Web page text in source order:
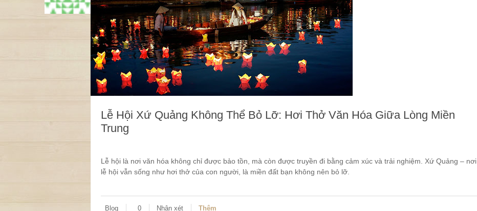
Lễ Hội Xứ Quảng Không Thể Bỏ Lỡ: Hơi Thở Văn Hóa Giữa Lòng Miền
Trung
Lễ hội là nơi văn hóa không chỉ được bảo tồn, mà còn được truyền đi bằng cảm xúc và trải nghiệm. Xứ Quảng – nơi
lễ hội vẫn sống như hơi thở của con người, là miền đất bạn không nên bỏ lỡ.
Blog 0 Nhận xét Thêm